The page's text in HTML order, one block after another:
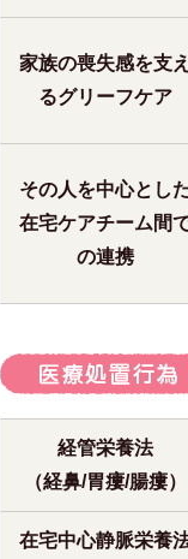
家族の喪失感を支
るグリーフケア
その人を中心とし
在宅ケアチーム間
の連携
経管栄養法
（経鼻/胃瘻/腸瘻）
在宅中心静脈栄養